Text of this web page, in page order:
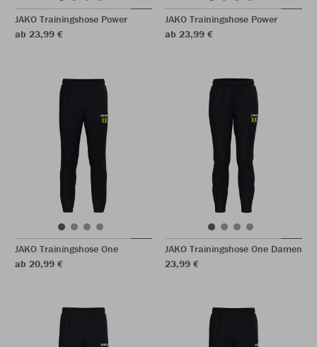
JAKO Trainingshose Power
ab 23,99 €
JAKO Trainingshose Power
ab 23,99 €
JAKO Trainingshose One
ab 20,99 €
JAKO Trainingshose One Damen
23,99 €